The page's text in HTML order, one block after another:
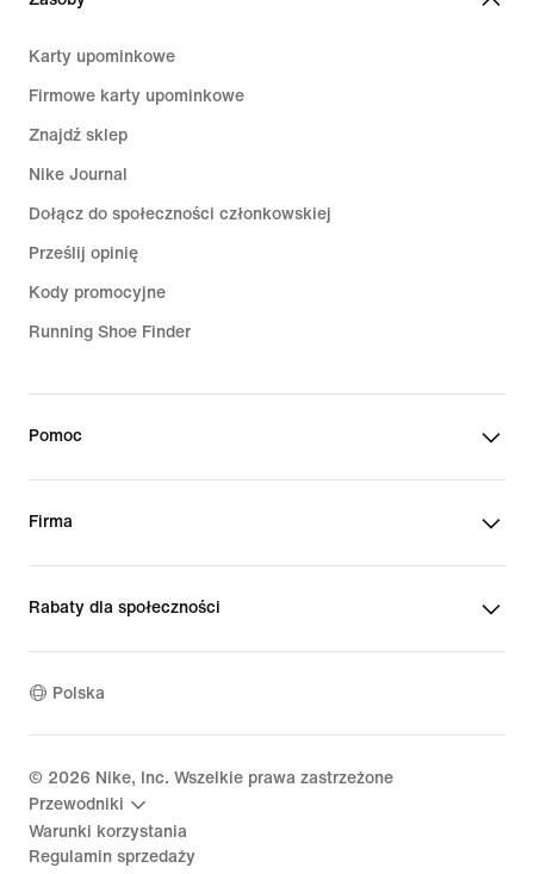
Karty upominkowe
Firmowe karty upominkowe
Znajdź sklep
Nike Journal
Dołącz do społeczności członkowskiej
Prześlij opinię
Kody promocyjne
Running Shoe Finder
Pomoc
Firma
Rabaty dla społeczności
Polska
© 2026 Nike, Inc. Wszelkie prawa zastrzeżone
Przewodniki
Warunki korzystania
Regulamin sprzedaży